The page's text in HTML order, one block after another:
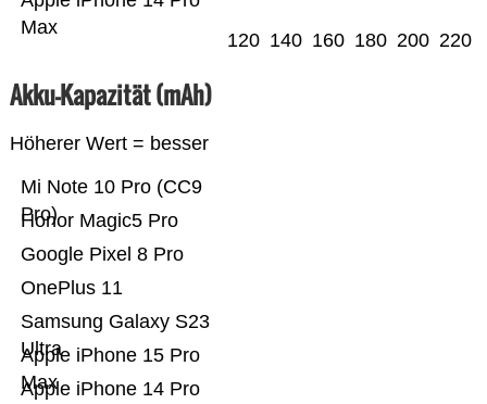
Max
120 140 160 180 200 220
Akku-Kapazität (mAh)
Höherer Wert = besser
Apple iPhone 14 Pro
Apple iPhone 15 Pro
Max
Samsung Galaxy S23
Ultra
OnePlus 11
Google Pixel 8 Pro
Honor Magic5 Pro
Mi Note 10 Pro (CC9
Pro)